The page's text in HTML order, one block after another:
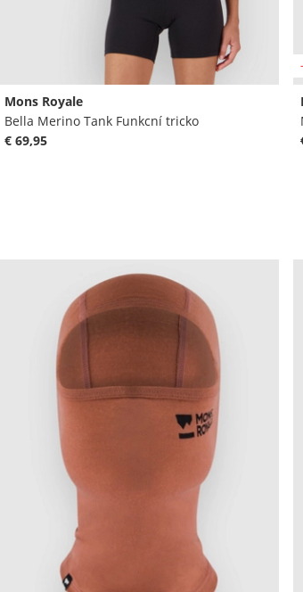
Mons Royale
Bella Merino Tank Funkcní tricko
€ 69,95